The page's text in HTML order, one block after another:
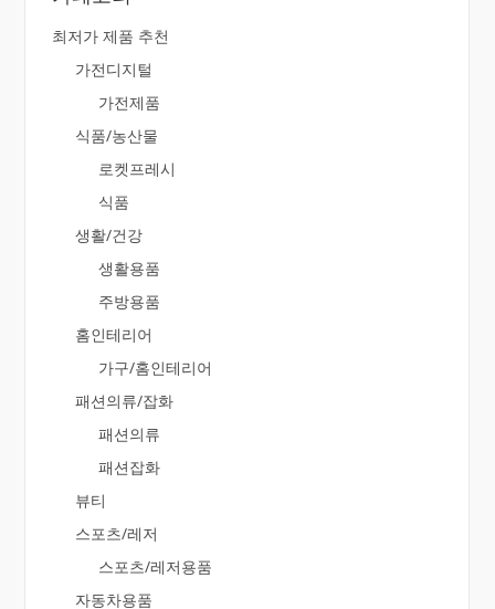
최저가 제품 추천
가전디지털
가전제품
식품/농산물
로켓프레시
식품
생활/건강
생활용품
주방용품
홈인테리어
가구/홈인테리어
패션의류/잡화
패션의류
패션잡화
뷰티
스포츠/레저
스포츠/레저용품
자동차용품